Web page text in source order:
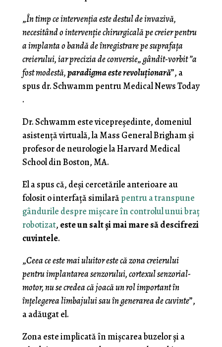
„În timp ce intervenția este destul de invazivă,
necesitând o intervenție chirurgicală pe creier pentru
a implanta o bandă de înregistrare pe suprafața
creierului, iar precizia de conversie„ gândit-vorbit ”a
fost modestă,paradigma este revoluționară”, a
spus dr. Schwamm pentru Medical News Today
.
Dr. Schwamm este vicepreședinte, domeniul
asistență virtuală, la Mass General Brigham și
profesor de neurologie la Harvard Medical
School din Boston, MA.
El a spus că, deși cercetările anterioare au
folosit o interfață similarăpentru a transpune
gândurile despre mișcare în controlul unui braț
robotizat, este un salt și mai mare să descifrezi
cuvintele.
„Ceea ce este mai uluitor este că zona creierului
pentru implantarea senzorului, cortexul senzorial-
motor, nu se credea că joacă un rol important în
înțelegerea limbajului sau în generarea de cuvinte”,
a adăugat el.
Zona este implicată în mișcarea buzelor și a